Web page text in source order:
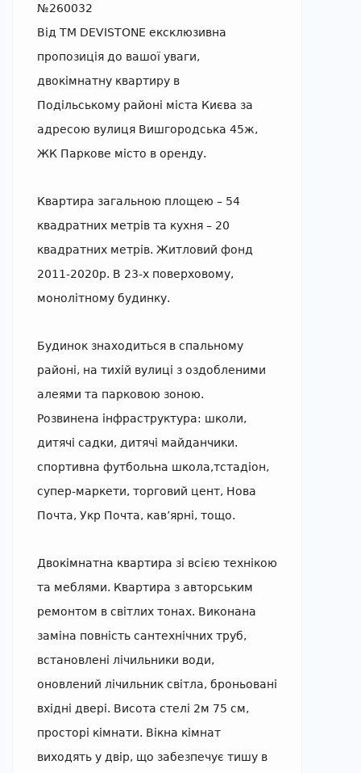
№260032
Від ТМ DEVISTONE ексклюзивна
пропозиція до вашої уваги,
двокімнатну квартиру в
Подільському районі міста Києва за
адресою вулиця Вишгородська 45ж,
ЖК Паркове місто в оренду.
Квартира загальною площею – 54
квадратних метрів та кухня – 20
квадратних метрів. Житловий фонд
2011-2020р. В 23-х поверховому,
монолітному будинку.
Будинок знаходиться в спальному
районі, на тихій вулиці з оздобленими
алеями та парковою зоною.
Розвинена інфраструктура: школи,
дитячі садки, дитячі майданчики.
спортивна футбольна школа,тстадіон,
супер-маркети, торговий цент, Нова
Почта, Укр Почта, кав’ярні, тощо.
Двокімнатна квартира зі всією технікою
та меблями. Квартира з авторським
ремонтом в світлих тонах. Виконана
заміна повність сантехнічних труб,
встановлені лічильники води,
оновлений лічильник світла, броньовані
вхідні двері. Висота стелі 2м 75 см,
просторі кімнати. Вікна кімнат
виходять у двір, що забезпечує тишу в